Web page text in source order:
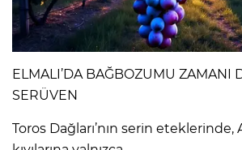
ELMALI’DA BAĞBOZUMU ZAMANI
SERÜVEN
Toros Dağları’nın serin eteklerinde,